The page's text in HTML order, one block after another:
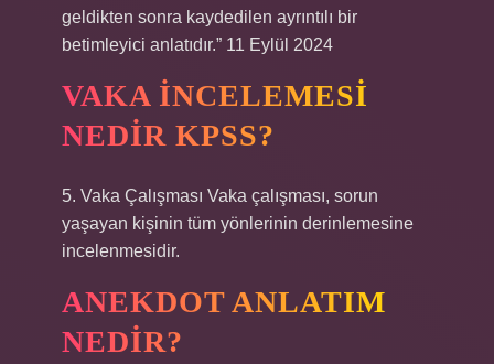
geldikten sonra kaydedilen ayrıntılı bir
betimleyici anlatıdır.” 11 Eylül 2024
VAKA INCELEMESI
NEDIR KPSS?
5. Vaka Çalışması Vaka çalışması, sorun
yaşayan kişinin tüm yönlerinin derinlemesine
incelenmesidir.
ANEKDOT ANLATIM
NEDIR?